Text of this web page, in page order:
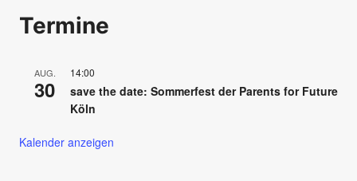
Termine
AUG.
30
14:00
save the date: Sommerfest der Parents for Future
Köln
Kalender anzeigen